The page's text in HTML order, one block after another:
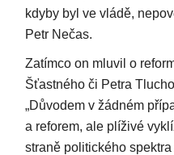
kdyby byl ve vládě,
Petr Nečas.
Zatímco on mluvil o
Šťastného či Petra
„Důvodem v žádném
a reforem, ale plíživé
straně politického